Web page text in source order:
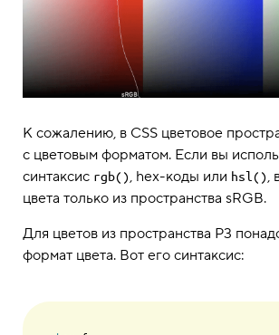
К сожалению, в CSS цветовое
с цветовым форматом. Если вы
синтаксис rgb(), hex-коды или hsl(),
цвета только из пространства sRGB.
Для цветов из пространства P3
формат цвета. Вот его синтаксис: